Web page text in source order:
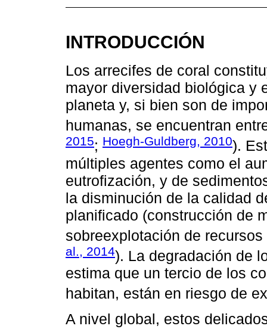
INTRODUCCIÓN
Los arrecifes de coral
mayor diversidad biológica y
planeta y, si bien son de
humanas, se encuentran
2015; Hoegh-Guldberg, 2010).
múltiples agentes como el
eutrofización, y de
la disminución de la calidad
planificado (construcción de
sobreexplotación de
al., 2014). La degradación de
estima que un tercio de los
habitan, están en riesgo de
A nivel global, estos